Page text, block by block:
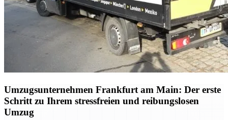
Umzugsunternehmen Frankfurt am Main: Der erste
Schritt zu Ihrem stressfreien und reibungslosen
Umzug